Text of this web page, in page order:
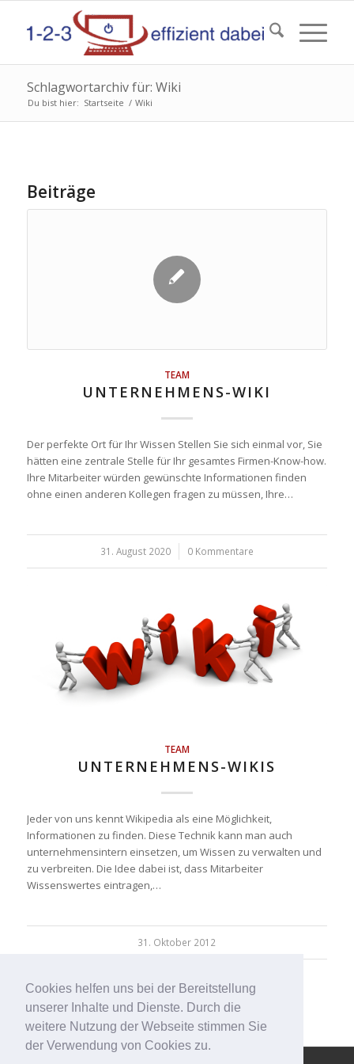
Cookies helfen uns bei der Bereitstellung
unserer Inhalte und Dienste. Durch die
weitere Nutzung der Webseite stimmen Sie
der Verwendung von Cookies zu.
Schlagwortarchiv für: Wiki
Du bist hier: Startseite / Wiki
Beiträge
TEAM
UNTERNEHMENS-WIKI
Der perfekte Ort für Ihr Wissen Stellen Sie sich einmal vor, Sie
hätten eine zentrale Stelle für Ihr gesamtes Firmen-Know-how.
Ihre Mitarbeiter würden gewünschte Informationen finden
ohne einen anderen Kollegen fragen zu müssen, Ihre…
31. August 2020
/ 0 Kommentare
TEAM
UNTERNEHMENS-WIKIS
Jeder von uns kennt Wikipedia als eine Möglichkeit,
Informationen zu finden. Diese Technik kann man auch
unternehmensintern einsetzen, um Wissen zu verwalten und
zu verbreiten. Die Idee dabei ist, dass Mitarbeiter
Wissenswertes eintragen,…
31. Oktober 2012